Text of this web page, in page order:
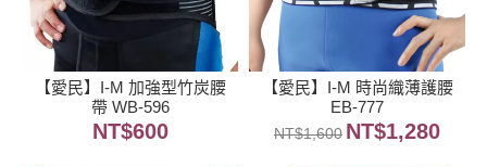
【愛民】I-M 加強型竹炭腰
帶 WB-596
NT$600
【愛民】I-M 時尚織薄護腰
EB-777
NT$1,600 NT$1,280